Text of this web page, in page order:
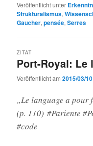
Veröffentlicht unter
Strukturalismus,
Gaucher,pensée,Serres
Port-Royal: Le
ZITAT
Veröffentlicht am2015/03/10
„Le language a pour
(p. 110) #Pariente
#code